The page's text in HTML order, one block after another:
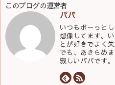
このブログの運営者
パパ
いつもボーっと
想像してます。
とが好きでよく失
でも、あきらめ
寂しいパパです